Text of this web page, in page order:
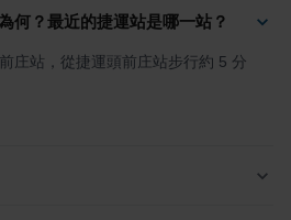
何？最近的捷運站是哪一站？
庄站，從捷運頭前庄站步行約 5 分